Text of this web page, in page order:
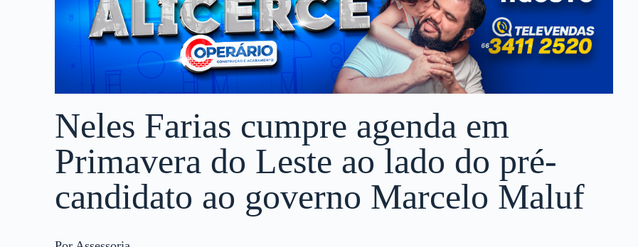
Neles Farias cumpre agenda em
Primavera do Leste ao lado do pré-
candidato ao governo Marcelo Maluf